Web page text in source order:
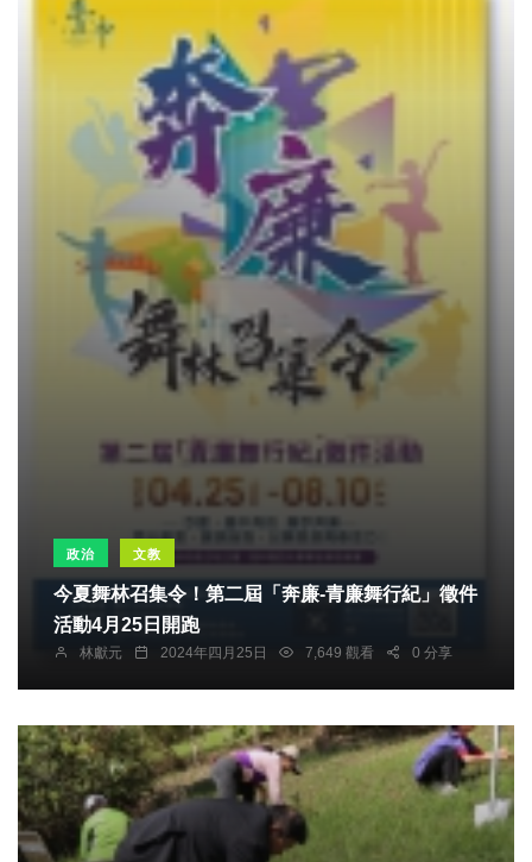
政治 文教
今夏舞林召集令！第二屆「奔廉-青廉舞行紀」徵件
活動4月25日開跑
林獻元 2024年四月25日 7,649 觀看 0 分享